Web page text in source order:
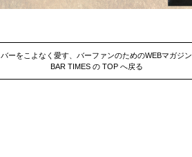
バーをこよなく愛す、バーファンのためのWEBマガジン
BAR TIMES の TOP へ戻る